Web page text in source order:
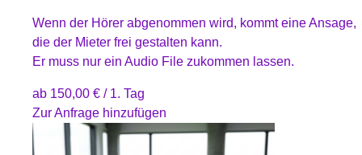
Wenn der Hörer abgenommen wird, kommt eine Ansage,
die der Mieter frei gestalten kann.
Er muss nur ein Audio File zukommen lassen.
ab 150,00 € / 1. Tag
Zur Anfrage hinzufügen